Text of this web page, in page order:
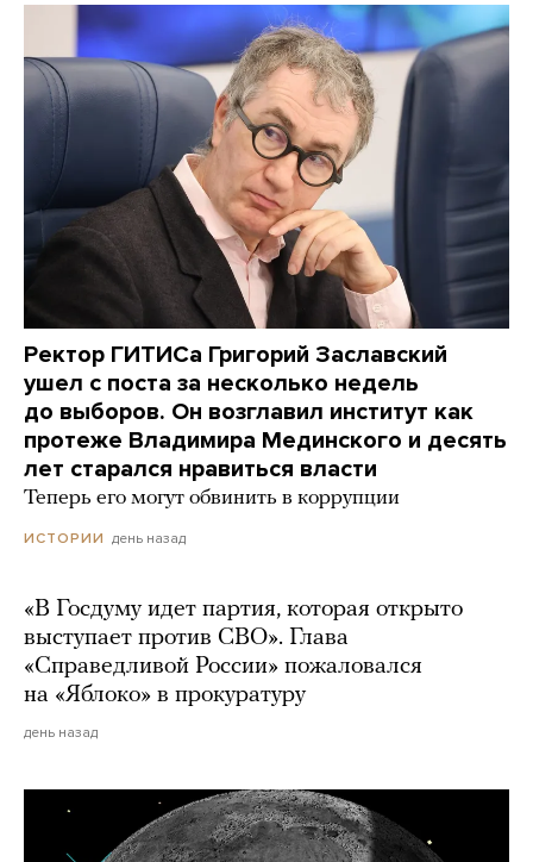
Ректор ГИТИСа Григорий Заславский
ушел с поста за несколько недель
до выборов. Он возглавил институт как
протеже Владимира Мединского и десять
лет старался нравиться власти
Теперь его могут обвинить в коррупции
ИСТОРИИ день назад
«В Госдуму идет партия, которая открыто
выступает против СВО». Глава
«Справедливой России» пожаловался
на «Яблоко» в прокуратуру
день назад